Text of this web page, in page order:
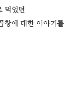
먹었던
창에 대한 이야기를